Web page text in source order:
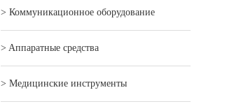
> Коммуникационное оборудование
> Aппаратные средства
> Mедицинские инструменты